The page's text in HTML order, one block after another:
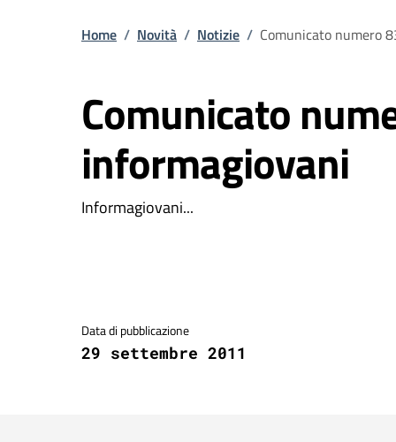
Home / Novità / Notizie / Comunicato numero
Comunicato
informagiovani
Informagiovani...
Data di pubblicazione
29 settembre 2011